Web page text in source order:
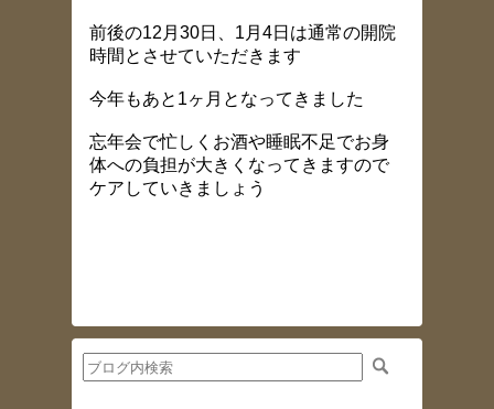
前後の12月30日、1月4日は通常の開院
時間とさせていただきます
今年もあと1ヶ月となってきました
忘年会で忙しくお酒や睡眠不足でお身
体への負担が大きくなってきますので
ケアしていきましょう